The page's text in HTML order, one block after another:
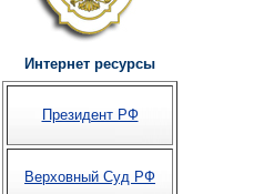
Интернет ресурсы
Президент РФ
Верховный Суд РФ